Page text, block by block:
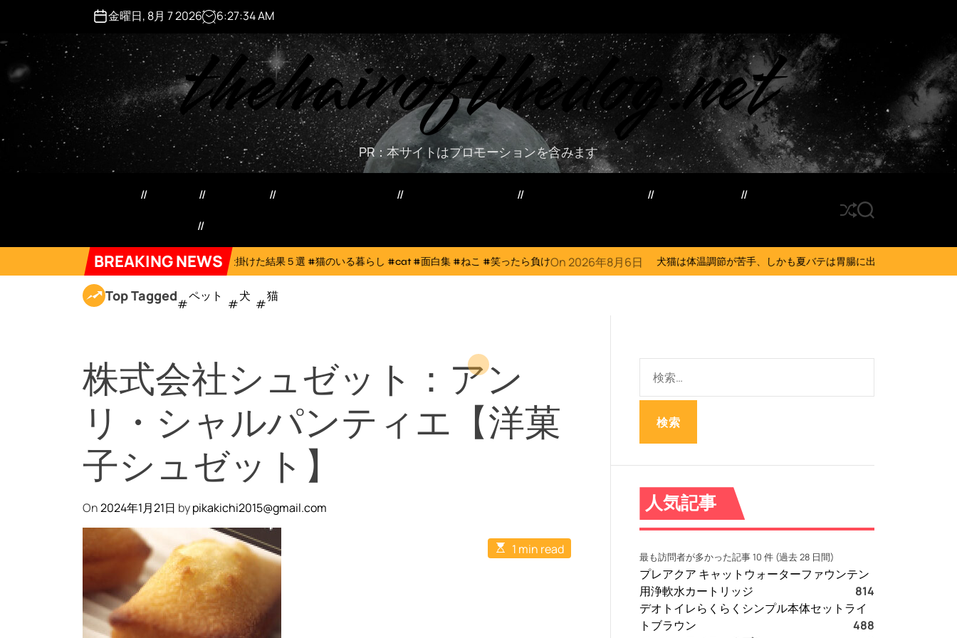
i
n
金曜日, 8月 7 2026 6:27:35AM
thehairofthedog.net
PR：本サイトはプロモーションを含みます
S
u
ff
l
S
A
R
C
BREAKING NEWS
ネコにドッキリ仕掛けた結果５選 #猫のいる暮らし #cat #面白集 #ねこ #笑ったら負けOn2026年8月6日 犬猫は体温調節が苦手、しかも夏バテは胃腸に出る…そんなときの対処法とは？ #犬
Top Tagged ペット 犬 猫
株式会社シュゼット：アン
リ・シャルパンティエ【洋菓
子シュゼット】
On2024年1月21日 bypikakichi2015@gmail.com
E
s
1 min read
:
人気記事
最も訪問者が多かった記事 10 件 (過去 28 日間)
プレアクア キャットウォーターファウンテン
用浄軟水カートリッジ
814
デオトイレらくらくシンプル本体セットライ
トブラウン
488